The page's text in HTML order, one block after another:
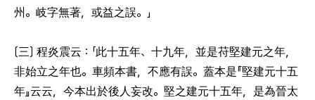
州。岐字無著，或益之誤。」
〔三〕 程炎震云：「此十五年、十九年，並是苻堅建元之年，
非始立之年也。車頻本書，不應有誤。蓋本是『堅建元十五
年』云云，今本出於後人妄改。堅之建元十五年，是為晉太